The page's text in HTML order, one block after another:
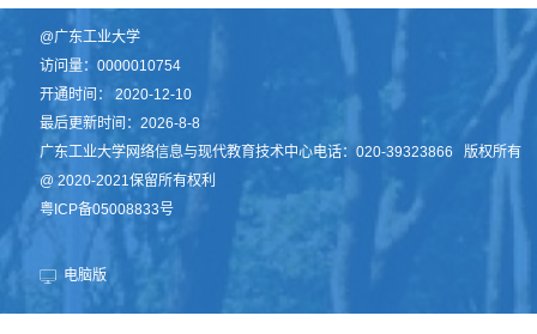
@广东工业大学
访问量：0000010754
开通时间：2020-12-10
最后更新时间：2026-8-8
广东工业大学网络信息与现代教育技术中心电话：020-39323866 版权所有
@ 2020-2021保留所有权利
粤ICP备05008833号
电脑版